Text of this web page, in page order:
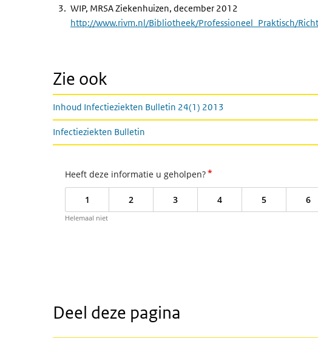
WIP, MRSA Ziekenhuizen, december 2012
http://www.rivm.nl/Bibliotheek/Professioneel_Praktisch/
Zie ook
Inhoud Infectieziekten Bulletin 24(1) 2013
Infectieziekten Bulletin
Heeft deze informatie u geholpen?*
1 2 3 4 5 6
Helemaal niet
Deel deze pagina